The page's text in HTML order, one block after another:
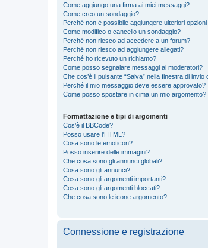
Come aggiungo una firma ai miei messaggi?
Come creo un sondaggio?
Perché non è possibile aggiungere ulteriori
Come modifico o cancello un sondaggio?
Perché non riesco ad accedere a un forum?
Perché non riesco ad aggiungere allegati?
Perché ho ricevuto un richiamo?
Come posso segnalare messaggi ai moderatori?
Che cos’è il pulsante “Salva” nella finestra di invio
Perché il mio messaggio deve essere approvato?
Come posso spostare in cima un mio argomento?
Formattazione e tipi di argomenti
Cos’è il BBCode?
Posso usare l’HTML?
Cosa sono le emoticon?
Posso inserire delle immagini?
Che cosa sono gli annunci globali?
Cosa sono gli annunci?
Cosa sono gli argomenti importanti?
Cosa sono gli argomenti bloccati?
Che cosa sono le icone argomento?
Connessione e registrazione